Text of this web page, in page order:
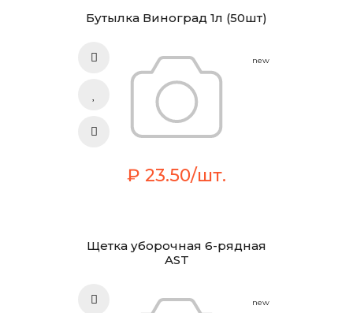
Бутылка Виноград 1л (50шт)
new
₽ 23.50/шт.
Щетка уборочная 6-рядная
AST
new